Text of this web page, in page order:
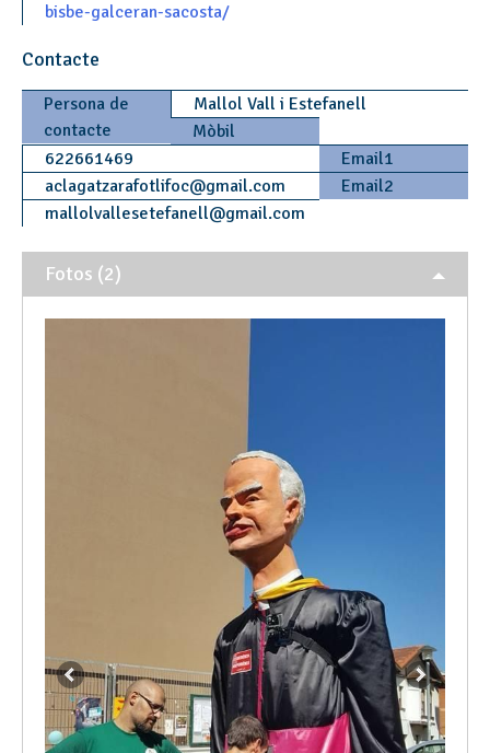
bisbe-galceran-sacosta/
Contacte
Persona de
contacte
Mallol Vall i Estefanell
Mòbil
622661469
Email1
aclagatzarafotlifoc@gmail.com
Email2
mallolvallesetefanell@gmail.com
Fotos (2)